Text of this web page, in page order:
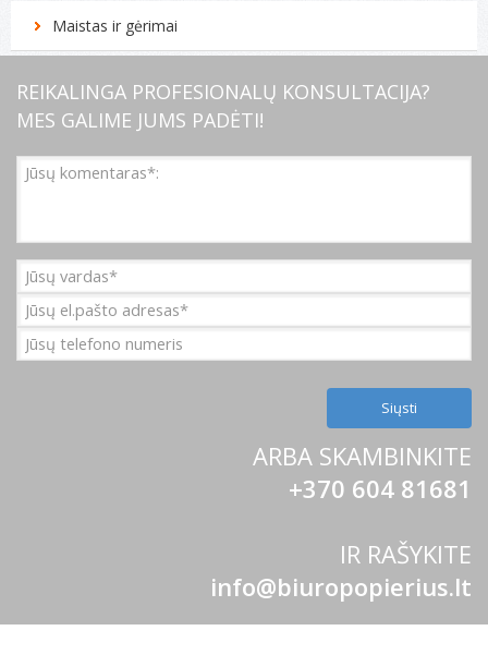
Maistas ir gėrimai
REIKALINGA PROFESIONALŲ KONSULTACIJA?
MES GALIME JUMS PADĖTI!
ARBA SKAMBINKITE
+370 604 81681
IR RAŠYKITE
info@biuropopierius.lt